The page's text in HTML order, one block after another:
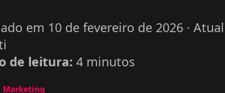
em 10 de fevereiro de 2026 ·
de leitura: 4 minutos